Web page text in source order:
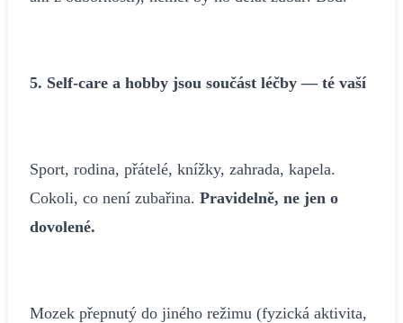
5. Self-care a hobby jsou součást léčby — té vaší
Sport, rodina, přátelé, knížky, zahrada, kapela.
Cokoli, co není zubařina. Pravidelně, ne jen o
dovolené.
Mozek přepnutý do jiného režimu (fyzická aktivita,